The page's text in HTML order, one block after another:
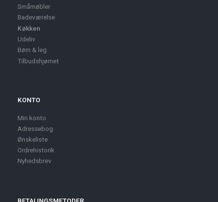
Småmøbler
Badeværelse
Køkken
Udeliv
Børn & leg
Tilbudshjørnet
KONTO
Min konto
Adressebog
Ønskeliste
Ordrehistorik
Nyhedsbrev
BETALINGSMETODER